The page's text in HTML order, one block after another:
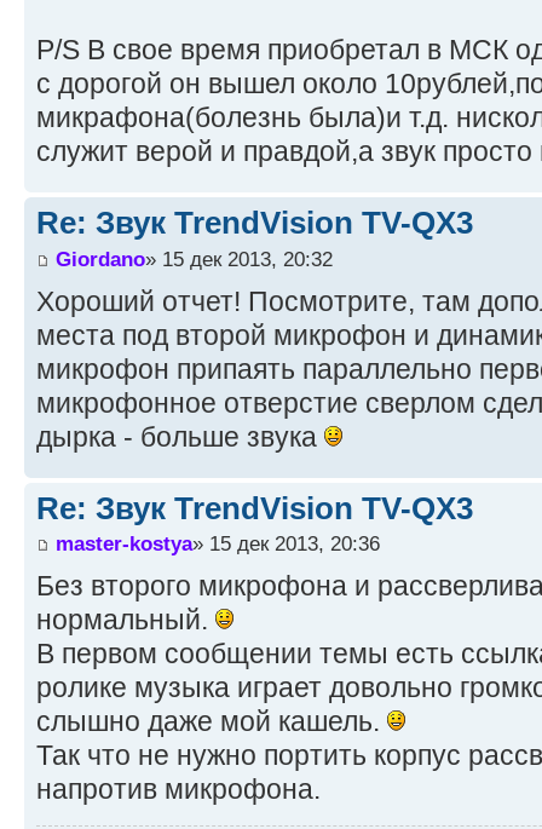
P/S В свое время приобретал в МСК
с дорогой он вышел около
микрафона(болезнь была)и т.д.
служит верой и правдой,а звук просто
Re: Звук TrendVision TV-QX3
Giordano» 15 дек 2013, 20:32
Хороший отчет! Посмотрите, там
места под второй микрофон и
микрофон припаять параллельно
микрофонное отверстие сверлом
дырка - больше звука
Re: Звук TrendVision TV-QX3
master-kostya» 15 дек 2013, 20:36
Без второго микрофона и
нормальный.
В первом сообщении темы есть
ролике музыка играет довольно
слышно даже мой кашель.
Так что не нужно портить корпус
напротив микрофона.